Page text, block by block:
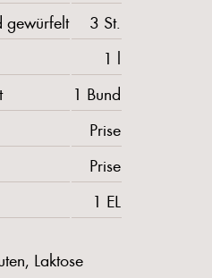
gewürfelt
3 St.
1 l
1 Bund
Prise
Prise
1 EL
Laktose